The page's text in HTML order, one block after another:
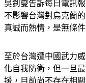
吳釗燮告訴每日電訊
不影響台灣對烏克蘭
真誠而熱情，是無條件
至於台灣遭中國武力
化自我防衛，但一旦
援，目前尚不存在相